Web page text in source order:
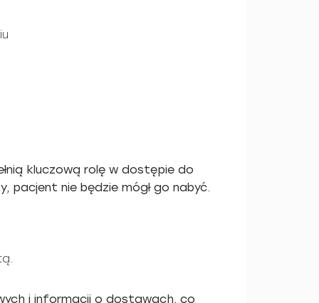
kluczową rolę w dostępie do
pacjent nie będzie mógł go nabyć.
i informacji o dostawach, co